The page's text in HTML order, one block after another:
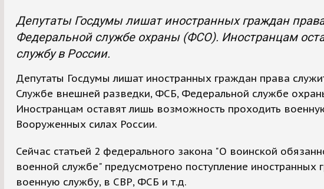
Депутаты Госдумы лишат иностранных граждан
Федеральной службе охраны (ФСО). Иностранцам
службу в России.
Депутаты Госдумы лишат иностранных граждан права
Службе внешней разведки, ФСБ, Федеральной службе
Иностранцам оставят лишь возможность проходить
Вооруженных силах России.
Сейчас статьей 2 федерального закона "О воинской
военной службе" предусмотрено поступление иностранных
военную службу, в СВР, ФСБ и т.д.